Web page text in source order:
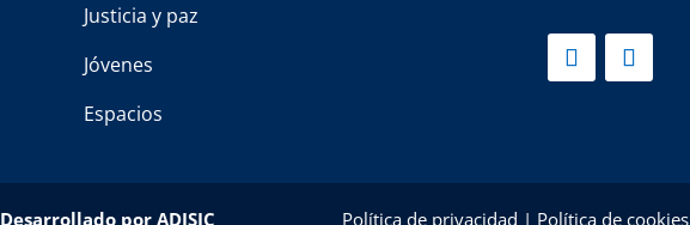
Justicia y paz
Jóvenes
Espacios
Desarrollado porADISIC Política de privacidad | Política de cookies